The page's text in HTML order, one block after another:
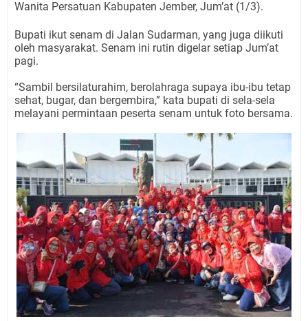
Wanita Persatuan Kabupaten Jember, Jum’at (1/3).
Bupati ikut senam di Jalan Sudarman, yang juga diikuti
oleh masyarakat. Senam ini rutin digelar setiap Jum’at
pagi.
“Sambil bersilaturahim, berolahraga supaya ibu-ibu tetap
sehat, bugar, dan bergembira,” kata bupati di sela-sela
melayani permintaan peserta senam untuk foto bersama.